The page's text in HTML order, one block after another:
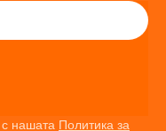
с нашата Политика за